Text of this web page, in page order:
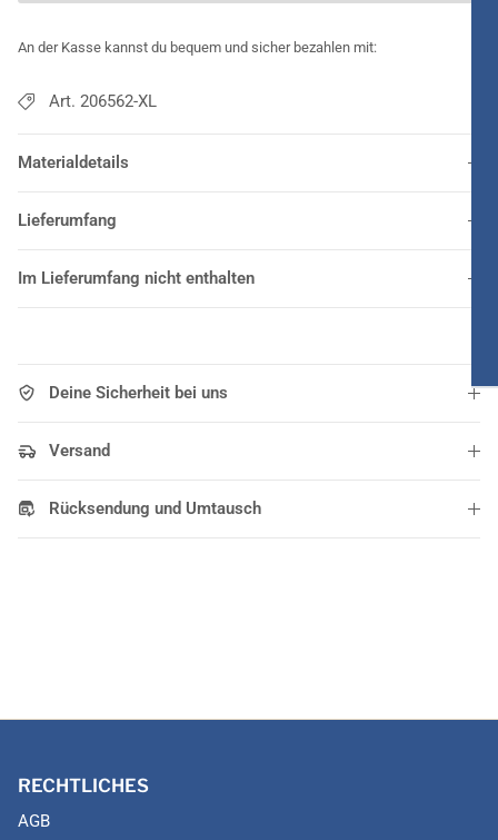
An der Kasse kannst du bequem und sicher bezahlen mit:
Art. 206562-XL
Materialdetails
Lieferumfang
Im Lieferumfang nicht enthalten
Deine Sicherheit bei uns
Versand
Rücksendung und Umtausch
RECHTLICHES
AGB